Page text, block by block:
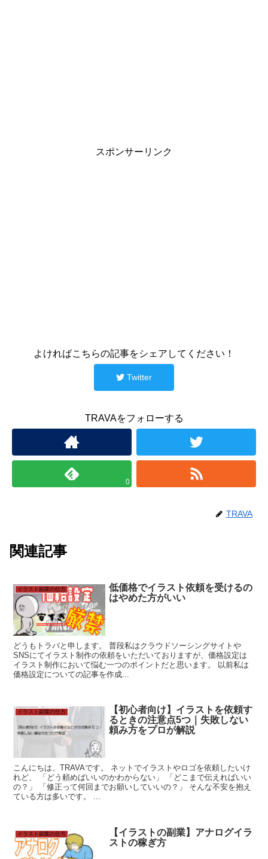
スポンサーリンク
よければこちらの記事をシェアしてください！
Twitter
TRAVAをフォローする
0
TRAVA
関連記事
イラスト副業の仕方
低価格でイラスト依頼を受けるの
はやめた方がいい
どうもトラバと申します。 普段私はクラウドソーシングサイトや
SNSにてイラスト制作の依頼をいただいておりますが、価格設定は
イラスト制作において悩む一つのポイントだと思います。 以前私は
価格設定についての記事を作成...
イラスト副業の仕方
【初心者向け】イラストを依頼す
るときの注意点5つ｜失敗しない
頼み方をプロが解説
こんにちは、TRAVAです。 ネットでイラストやロゴを依頼したいけ
れど、 「どう頼めばいいのかわからない」 「どこまで伝えればいい
の？」 「修正って何回までお願いしていいの？」 そんな不安を抱え
ている方は多いです。 ...
イラスト副業の仕方
【イラストの副業】アナログイラ
ストの稼ぎ方